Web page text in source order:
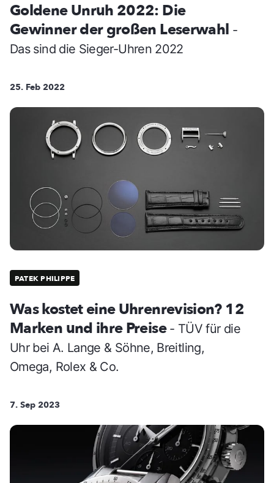
Goldene Unruh 2022: Die
Gewinner der großen Leserwahl -
Das sind die Sieger-Uhren 2022
25. Feb 2022
PATEK PHILIPPE
Was kostet eine Uhrenrevision? 12
Marken und ihre Preise - TÜV für die
Uhr bei A. Lange & Söhne, Breitling,
Omega, Rolex & Co.
7. Sep 2023